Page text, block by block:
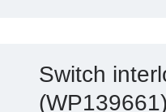
Switch